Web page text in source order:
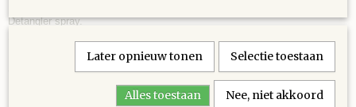
Detangler spray.
Handig voor manen en staart.Vrij van schadelijke ingrediënten.
Later opnieuw tonen Selectie toestaan
Alles toestaan Nee, niet akkoord